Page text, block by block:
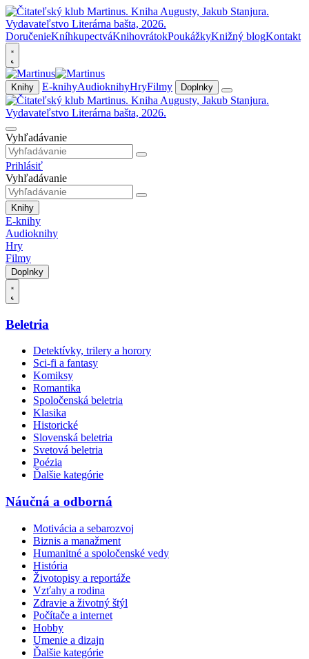
DoručenieKníhkupectváKnihovrátokPoukážkyKnižný blogKontakt
Knihy E-knihyAudioknihyHryFilmy Doplnky
Vyhľadávanie
Prihlásiť
Vyhľadávanie
Knihy
E-knihy
Audioknihy
Hry
Filmy
Doplnky
Beletria
Detektívky, trilery a horory
Sci-fi a fantasy
Komiksy
Romantika
Spoločenská beletria
Klasika
Historické
Slovenská beletria
Svetová beletria
Poézia
Ďalšie kategórie
Náučná a odborná
Motivácia a sebarozvoj
Biznis a manažment
Humanitné a spoločenské vedy
História
Životopisy a reportáže
Vzťahy a rodina
Zdravie a životný štýl
Počítače a internet
Hobby
Umenie a dizajn
Ďalšie kategórie